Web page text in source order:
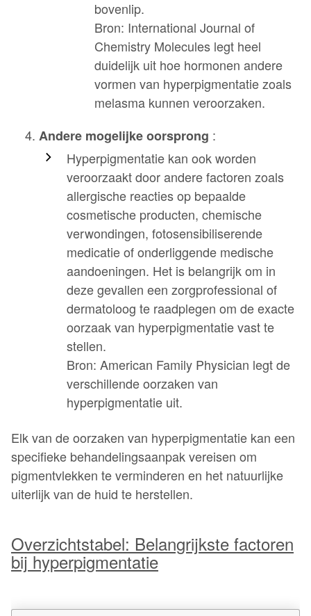
bovenlip.
Bron: International Journal of
Chemistry Molecules legt heel
duidelijk uit hoe hormonen andere
vormen van hyperpigmentatie zoals
melasma kunnen veroorzaken.
Andere mogelijke oorsprong :
Hyperpigmentatie kan ook worden
veroorzaakt door andere factoren zoals
allergische reacties op bepaalde
cosmetische producten, chemische
verwondingen, fotosensibiliserende
medicatie of onderliggende medische
aandoeningen. Het is belangrijk om in
deze gevallen een zorgprofessional of
dermatoloog te raadplegen om de exacte
oorzaak van hyperpigmentatie vast te
stellen.
Bron: American Family Physician legt de
verschillende oorzaken van
hyperpigmentatie uit.
Elk van de oorzaken van hyperpigmentatie kan een
specifieke behandelingsaanpak vereisen om
pigmentvlekken te verminderen en het natuurlijke
uiterlijk van de huid te herstellen.
Overzichtstabel: Belangrijkste factoren
bij hyperpigmentatie